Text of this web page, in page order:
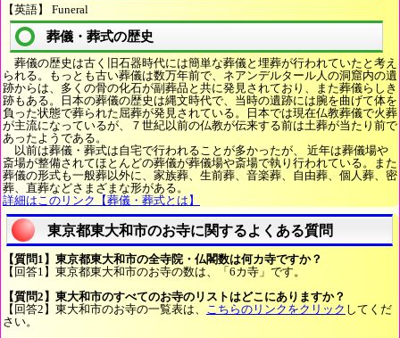
【英語】 Funeral
葬儀・葬式の歴史
葬儀の歴史は古く旧石器時代には簡単な葬儀と埋葬が行われていたと考え
られる。もっとも古い葬儀は数万年前で、ネアンデルタール人の洞窟内の遺
跡からは、多くの骨の化石が副葬品と共に発見されており、また葬儀らしき
跡もある。日本の葬儀の歴史は縄文時代で、当時の遺跡には腕を曲げて体を
負った状態で葬られた屈葬が発見されている。日本では現在仏教葬儀で火葬
が主流になっているが、７世紀以前の仏教が伝来する前は土葬が当たり前で
あったようである。
以前は葬儀・葬式は自宅で行われることが多かったが、 近年は葬儀場や
斎場が整備されてほとんどの葬儀が葬儀場や斎場で執り行われている。また
葬儀の形式も一般葬以外に、家族葬、生前葬、音楽葬、自由葬、個人葬、密
葬、直葬などさまざまな形がある。
詳細はこのリンク【葬儀・葬式とは】
東京都東大和市のお寺に関するよくある質問
【質問1】東京都東大和市の全寺院・仏閣数は何カ寺ですか？
【回答1】東京都東大和市のお寺の数は、「6カ寺」です。
【質問2】東大和市のすべてのお寺のリストはどこにありますか？
【回答2】東大和市のお寺の一覧表は、
こちらのリンクをクリック してくだ
さい。